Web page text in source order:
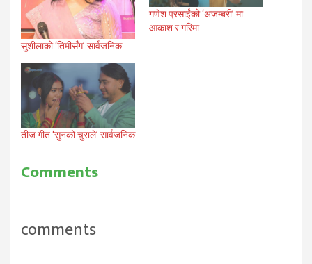
सुशीलाको ‘तिमीसँग’ सार्वजनिक
गणेश प्रसाईंको ‘अजम्बरी’ मा
आकाश र गरिमा
तीज गीत ‘सुनको चुराले’ सार्वजनिक
Comments
comments